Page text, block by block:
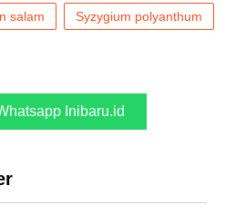
salam Syzygium polyanthum
Inibaru.id